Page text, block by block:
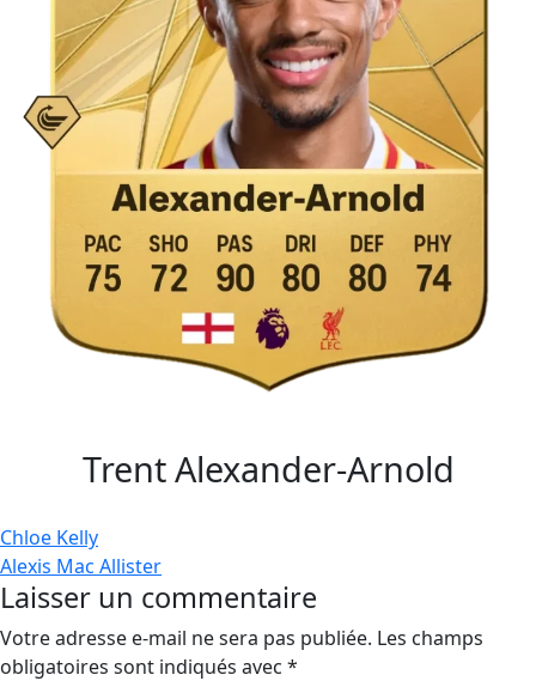
Trent Alexander-Arnold
Navigation
de
l’article
Chloe Kelly
Alexis Mac Allister
Laisser un commentaire
Votre adresse e-mail ne sera pas publiée. Les champs
obligatoires sont indiqués avec *